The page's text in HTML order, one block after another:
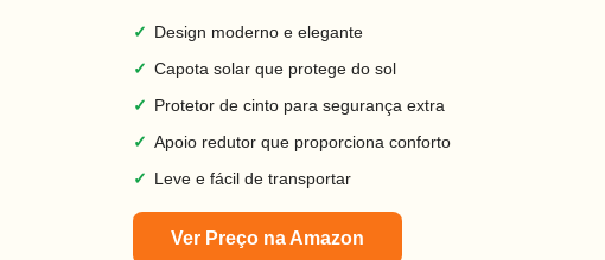
✓ Design moderno e elegante
✓ Capota solar que protege do sol
✓ Protetor de cinto para segurança extra
✓ Apoio redutor que proporciona conforto
✓ Leve e fácil de transportar
Ver Preço na Amazon